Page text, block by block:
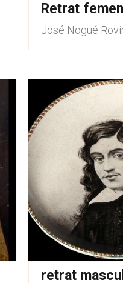
Retrat
José Nogué
retrat